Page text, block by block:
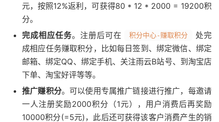
元，按照12%返利，可获得80 * 12 * 2000 = 19200积
分。
完成相应任务。注册后可在 积分中心-赚取积分
处完
成相应任务赚取积分，比如每日签到、绑定微信、绑定
邮箱、绑定QQ、绑定手机、关注雨云B站号、到淘宝店
下单、淘宝好评等等。
推广赚积分。可以使用专属推广链接进行推广，每邀请
一人注册奖励2000积分（1元），用户消费后再奖励
10000积分(=5元)，此后还可获得该客户消费产生的销